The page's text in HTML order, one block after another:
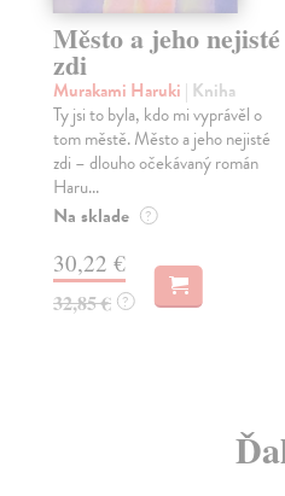
Město a jeho nejisté
zdi
Murakami Haruki | Kniha
Ty jsi to byla, kdo mi vyprávěl o
tom městě. Město a jeho nejisté
zdi – dlouho očekávaný román
Haru...
Na sklade ?
30,22 €
32,85 € ?